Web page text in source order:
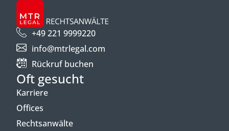
+49 221 9999220
info@mtrlegal.com
Rückruf buchen
Oft gesucht
Karriere
Offices
Rechtsanwälte